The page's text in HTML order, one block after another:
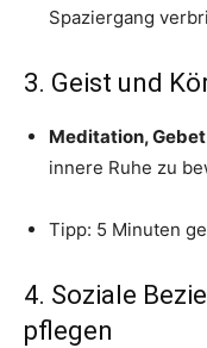
Spaziergang
3. Geist und
Meditation,
innere Ruhe zu
Tipp: 5 Minuten
4. Soziale
pflegen